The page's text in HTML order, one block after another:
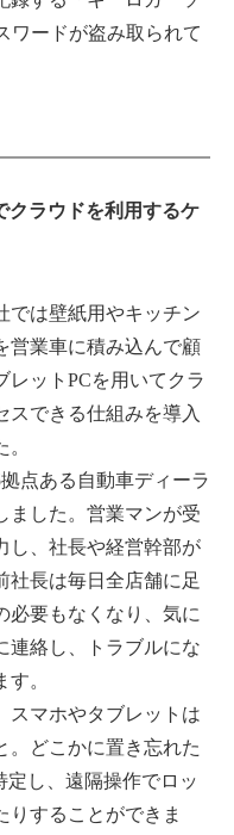
ワードが盗み取られて
ラウドを利用するケ
は壁紙用やキッチン
営業車に積み込んで顧
ットPCを用いてクラ
スできる仕組みを導入
点ある自動車ディーラ
ました。営業マンが受
し、社長や経営幹部が
社長は毎日全店舗に足
必要もなくなり、気に
連絡し、トラブルにな
。
マホやタブレットは
。どこかに置き忘れた
定し、遠隔操作でロッ
りすることができま